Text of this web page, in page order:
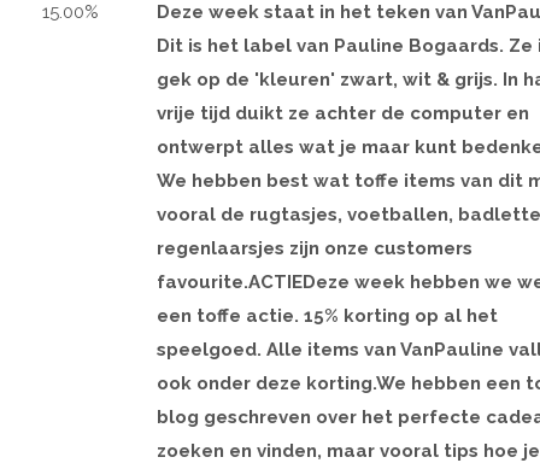
15.00%
Deze week staat in het teken van
Dit is het label van Pauline Bogaards. Ze
gek op de 'kleuren' zwart, wit & grijs. In
vrije tijd duikt ze achter de computer en
ontwerpt alles wat je maar kunt
We hebben best wat toffe items van dit
vooral de rugtasjes, voetballen,
regenlaarsjes zijn onze customers
favourite.ACTIEDeze week hebben we
een toffe actie. 15% korting op al het
speelgoed. Alle items van VanPauline
ook onder deze korting.We hebben een
blog geschreven over het perfecte
zoeken en vinden, maar vooral tips hoe je